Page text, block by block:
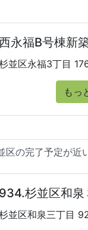
永福B号棟新
並区永福3丁目
もっ
区の完了予定が近
934.杉並区和泉
並区和泉三丁目